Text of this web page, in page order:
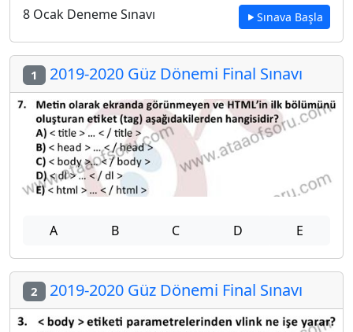
8 Ocak Deneme Sınavı Sınava Başla
1 2019-2020 Güz Dönemi Final Sınavı
A B C D E
2 2019-2020 Güz Dönemi Final Sınavı